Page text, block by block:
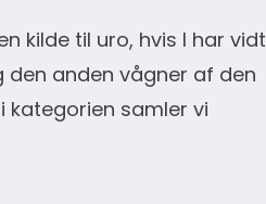
kilde til uro, hvis I har vidt
den anden vågner af den
samler vi